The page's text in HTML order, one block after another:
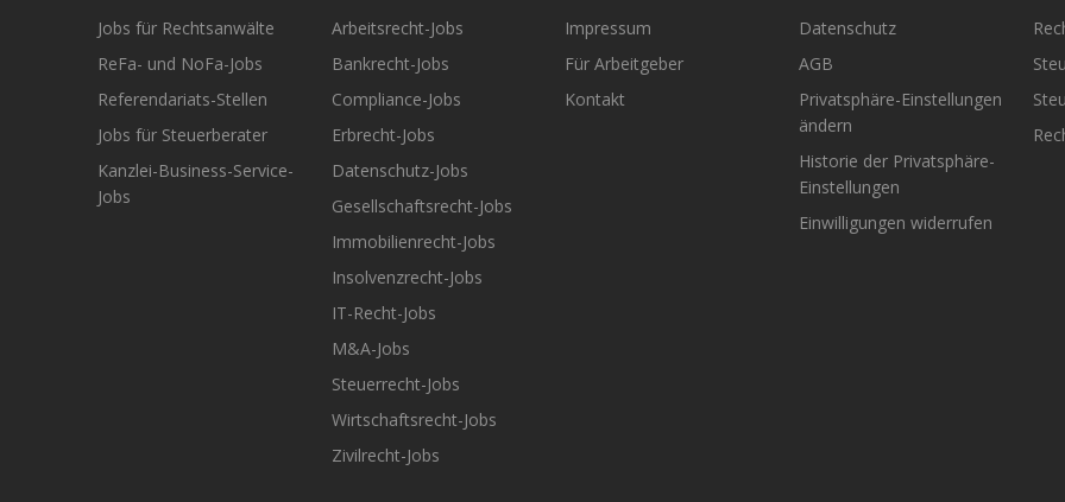
Jobs für Rechtsanwälte
ReFa- und NoFa-Jobs
Referendariats-Stellen
Jobs für Steuerberater
Kanzlei-Business-Service-
Jobs
Arbeitsrecht-Jobs
Bankrecht-Jobs
Compliance-Jobs
Erbrecht-Jobs
Datenschutz-Jobs
Gesellschaftsrecht-Jobs
Immobilienrecht-Jobs
Insolvenzrecht-Jobs
IT-Recht-Jobs
M&A-Jobs
Steuerrecht-Jobs
Wirtschaftsrecht-Jobs
Zivilrecht-Jobs
Impressum
Für Arbeitgeber
Kontakt
Datenschutz
AGB
Privatsphäre-Einstellungen
ändern
Historie der Privatsphäre-
Einstellungen
Einwilligungen widerrufen